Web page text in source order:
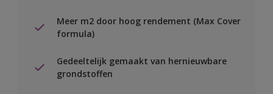
Meer m2 door hoog rendement (Max Cover
formula)
Gedeeltelijk gemaakt van hernieuwbare
grondstoffen